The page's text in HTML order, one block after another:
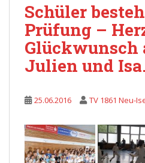
Schüler
Prüfung –
Glückwunsch
Julien und Isa.
25.06.2016 TV 1861 Neu-